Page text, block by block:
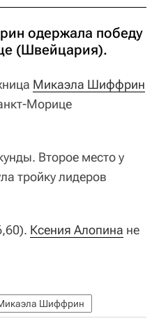
одержала победу
(Швейцария).
Микаэла Шиффрин
Морице
Второе место у
тройку лидеров
Ксения Алопина не
Шиффрин